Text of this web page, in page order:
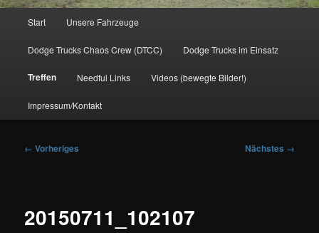
Start Unsere Fahrzeuge
Dodge Trucks Chaos Crew (DTCC) Dodge Trucks im Einsatz
Treffen Needful Links Videos (bewegte Bilder!)
Impressum/Kontakt
Bilder-
← Vorheriges Nächstes →
20150711_102107